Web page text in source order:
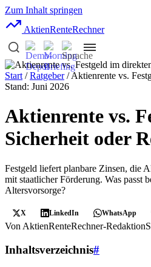
Zum Inhalt springen
AktienRenteRechner
Start /Ratgeber/ Aktienrente vs.
Stand: Juni 2026
Aktienrente vs.
Sicherheit oder
Festgeld liefert planbare Zinsen, die
mit staatlicher Förderung. Was passt
Altersvorsorge?
X LinkedIn WhatsApp
Von AktienRenteRechner-Redaktion
Inhaltsverzeichnis#